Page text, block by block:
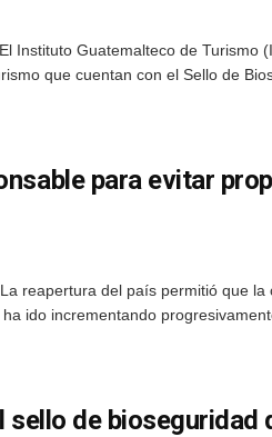
Instituto Guatemalteco de Turismo
que cuentan con el Sello de
para evitar
reapertura del país permitió que la
ido incrementando
sello de bioseguridad